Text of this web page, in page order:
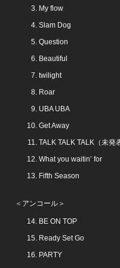
My flow
Slam Dog
Question
Beautiful
twilight
Roar
UBA UBA
Get Away
TALK TALK TALK（未発
What you waitin’ for
Fifth Season
＜アンコール＞
BE ON TOP
Ready Set Go
PARTY